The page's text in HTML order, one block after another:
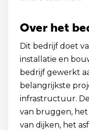
Over het
Dit bedrijf doet
installatie en
bedrijf gewerkt
belangrijkste
infrastructuur.
van bruggen,
van dijken, het